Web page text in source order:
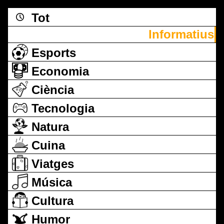
Tot
Informatius
Esports
Economia
Ciència
Tecnologia
Natura
Cuina
Viatges
Música
Cultura
Humor